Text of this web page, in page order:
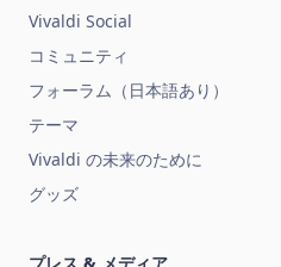
Vivaldi Social
コミュニティ
フォーラム（日本語あり）
テーマ
Vivaldi の未来のために
グッズ